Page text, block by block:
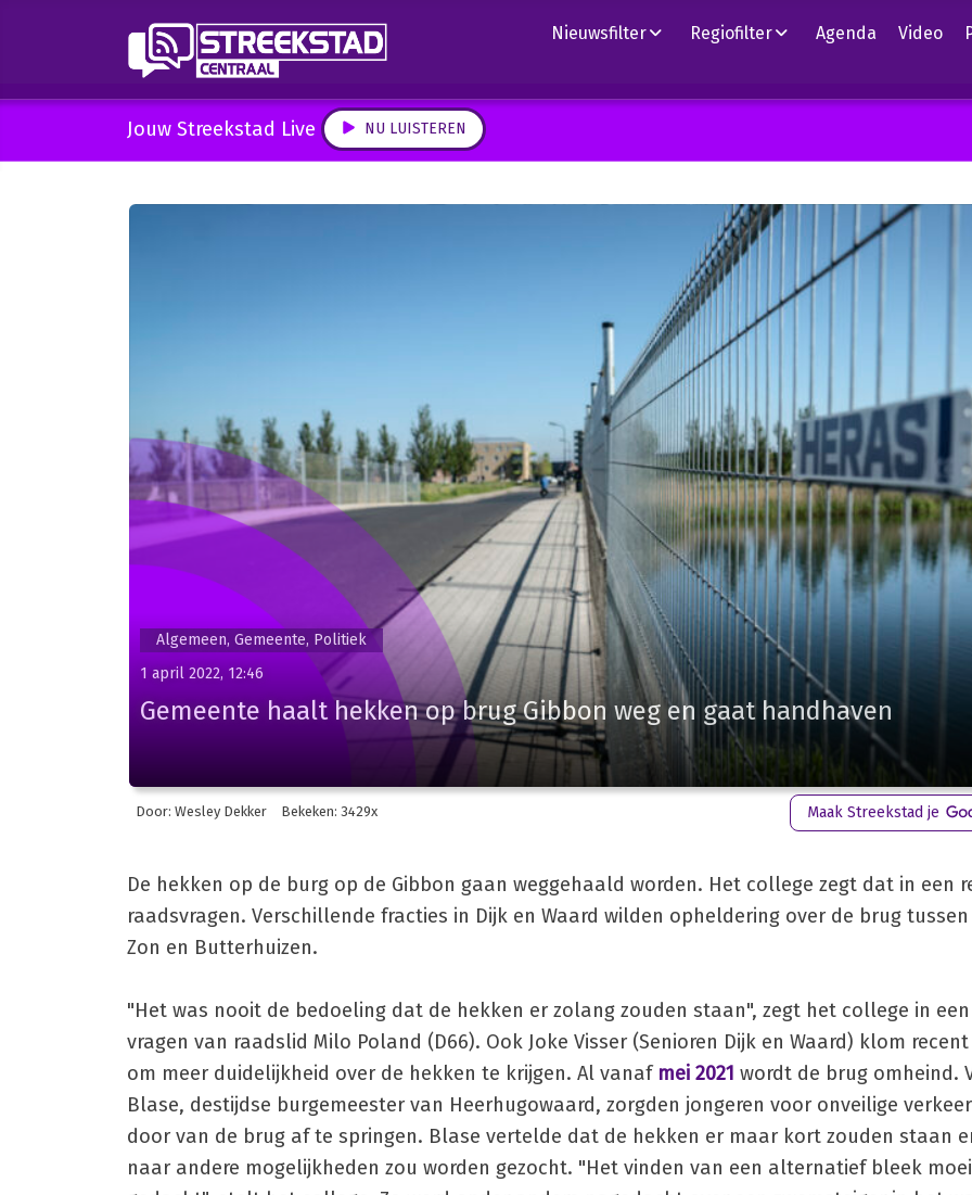
Nieuwsfilter Regiofilter Agenda Video
Jouw Streekstad Live NU LUISTEREN
Algemeen, Gemeente, Politiek
1 april 2022, 12:46
Gemeente haalt hekken op brug Gibbon weg en gaat handhaven
Door: Wesley Dekker Bekeken: 3429x Maak Streekstad je
De hekken op de burg op de Gibbon gaan weggehaald worden. Het college zegt dat in een
raadsvragen. Verschillende fracties in Dijk en Waard wilden opheldering over de brug
Zon en Butterhuizen.
"Het was nooit de bedoeling dat de hekken er zolang zouden staan", zegt het college in
vragen van raadslid Milo Poland (D66). Ook Joke Visser (Senioren Dijk en Waard) klom
om meer duidelijkheid over de hekken te krijgen. Al vanaf mei 2021 wordt de brug omheind.
Blase, destijdse burgemeester van Heerhugowaard, zorgden jongeren voor onveilige
door van de brug af te springen. Blase vertelde dat de hekken er maar kort zouden staan
naar andere mogelijkheden zou worden gezocht. "Het vinden van een alternatief bleek